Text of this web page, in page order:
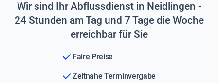
Wir sind Ihr Abflussdienst in Neidlingen -
24 Stunden am Tag und 7 Tage die Woche
erreichbar für Sie
Faire Preise
Zeitnahe Terminvergabe